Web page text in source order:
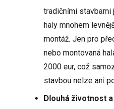
tradičními stavbami
haly mnohem
montáž. Jen pro
nebo montovaná
2000 eur, což
stavbou nelze ani
Dlouhá životnost